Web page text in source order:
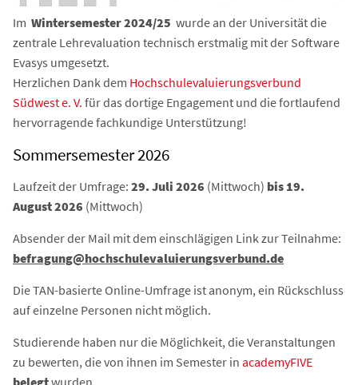
Im Wintersemester 2024/25 wurde an der Universität die
zentrale Lehrevaluation technisch erstmalig mit der Software
Evasys umgesetzt.
Herzlichen Dank dem Hochschulevaluierungsverbund
Südwest e. V. für das dortige Engagement und die fortlaufend
hervorragende fachkundige Unterstützung!
Sommersemester 2026
Laufzeit der Umfrage: 29. Juli 2026 (Mittwoch) bis 19.
August 2026 (Mittwoch)
Absender der Mail mit dem einschlägigen Link zur Teilnahme:
befragung@hochschulevaluierungsverbund.de
Die TAN-basierte Online-Umfrage ist anonym, ein Rückschluss
auf einzelne Personen nicht möglich.
Studierende haben nur die Möglichkeit, die Veranstaltungen
zu bewerten, die von ihnen im Semester in academyFIVE
belegtwurden.